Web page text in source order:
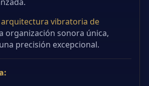
arquitectura vibratoria de
organización sonora única,
precisión excepcional.